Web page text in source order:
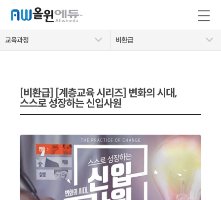
교육과정 비환급
[비환급] [계층교육 시리즈] 변화의 시대,
스스로 성장하는 신입사원